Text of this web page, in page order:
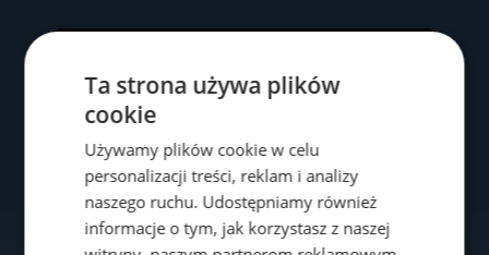
Ta strona używa plików
cookie
Używamy plików cookie w celu
personalizacji treści, reklam i analizy
naszego ruchu. Udostępniamy również
informacje o tym, jak korzystasz z naszej